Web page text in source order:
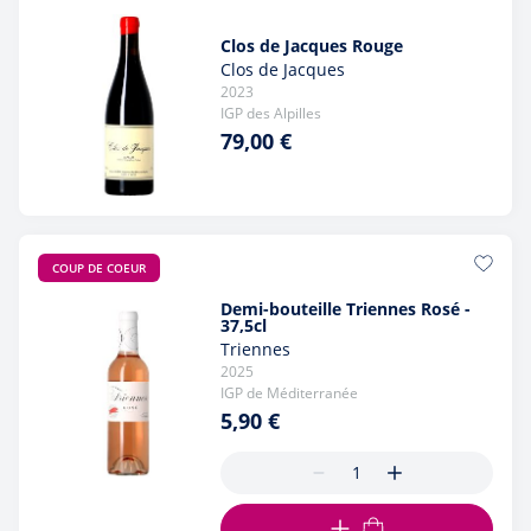
Clos de Jacques Rouge
Clos de Jacques
2023
IGP des Alpilles
79,00 €
COUP DE COEUR
Demi-bouteille Triennes Rosé -
37,5cl
Triennes
2025
IGP de Méditerranée
5,90 €